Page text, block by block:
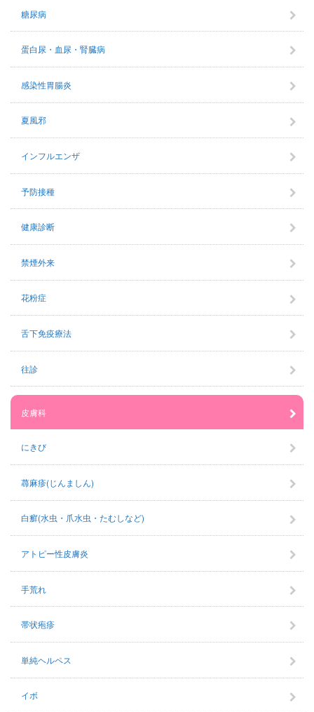
糖尿病
蛋白尿・血尿・腎臓病
感染性胃腸炎
夏風邪
インフルエンザ
予防接種
健康診断
禁煙外来
花粉症
舌下免疫療法
往診
皮膚科
にきび
蕁麻疹(じんましん)
白癬(水虫・爪水虫・たむしなど)
アトピー性皮膚炎
手荒れ
帯状疱疹
単純ヘルペス
イボ